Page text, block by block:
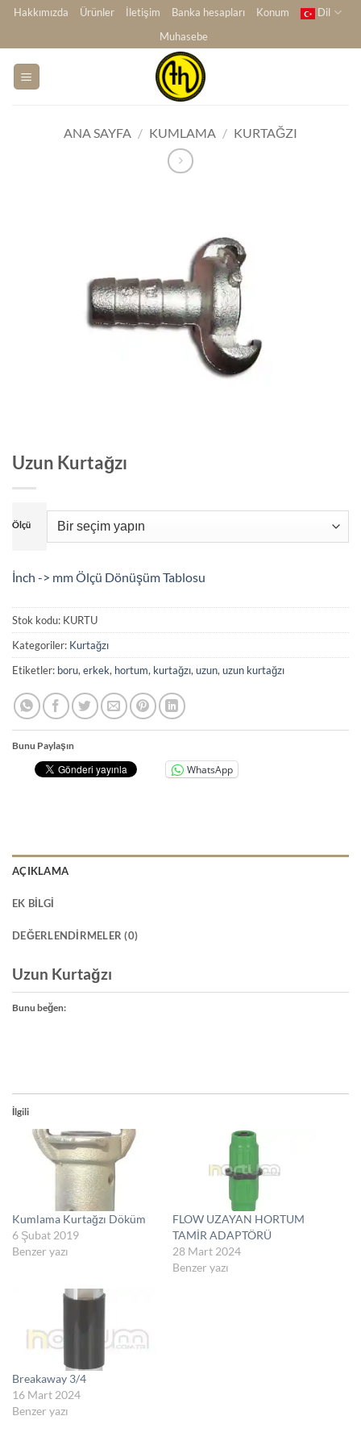
İçeriğe
Hakkımızda Ürünler İletişim Banka hesapları Konum
Dil
Muhasebe
ANA SAYFA / KUMLAMA / KURTAĞZI
Uzun Kurtağzı
Ölçü
İnch -> mm Ölçü Dönüşüm Tablosu
Stok kodu: KURTU
Kategoriler: Kurtağzı
Etiketler: boru,erkek, hortum, kurtağzı,uzun,uzun kurtağzı
Bunu Paylaşın
WhatsApp
AÇIKLAMA
EK BILGI
DEĞERLENDIRMELER (0)
Uzun Kurtağzı
Bunu beğen:
İlgili
Kumlama Kurtağzı Döküm
6 Şubat 2019
Benzer yazı
FLOW UZAYAN HORTUM
TAMİR ADAPTÖRÜ
28 Mart 2024
Benzer yazı
Breakaway 3/4
16 Mart 2024
Benzer yazı